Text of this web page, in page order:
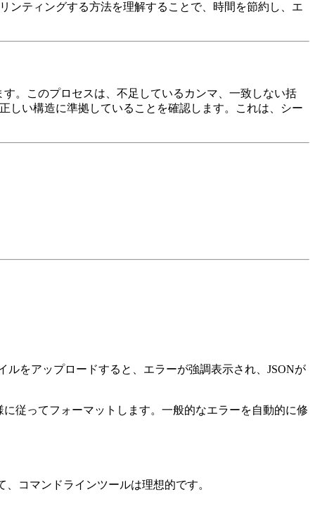
ンティングする方法を理解することで、時間を節約し、エ
。このプロセスは、不足しているカンマ、一致しない括
しい構造に準拠していることを確認します。これは、シー
をアップロードすると、エラーが強調表示され、JSONが
従ってフォーマットします。一般的なエラーを自動的に修
コマンドラインツールは理想的です。